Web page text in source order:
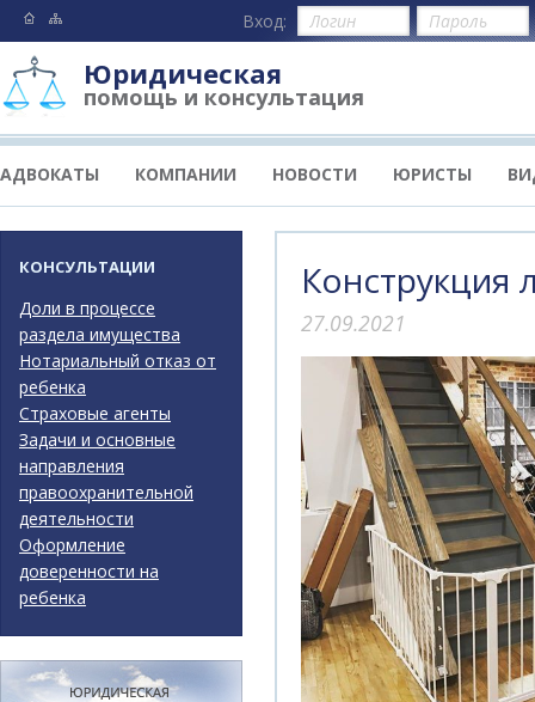
Вход:
Юридическая
помощь и консультация
АДВОКАТЫ КОМПАНИИ НОВОСТИ ЮРИСТЫ
Конструкция
27.09.2021
КОНСУЛЬТАЦИИ
Доли в процессе
раздела имущества
Нотариальный отказ от
ребенка
Страховые агенты
Задачи и основные
направления
правоохранительной
деятельности
Оформление
доверенности на
ребенка